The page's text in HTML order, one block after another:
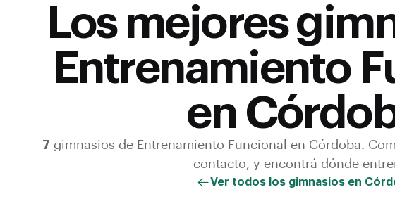
Los mejores
Entrenamiento
en
7 gimnasios de Entrenamiento Funcional en Córdoba.
contacto, y encontrá dónde
Ver todos los gimnasios en